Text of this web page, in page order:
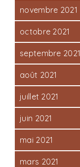
novembre 2021
octobre 2021
septembre 2021
août 2021
juillet 2021
juin 2021
mai 2021
mars 2021